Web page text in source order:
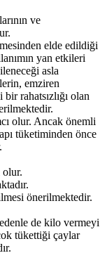
ve
elde edildiği
yan etkileri
asla
emziren
rahatsızlığı olan
olur. Ancak önemli
tüketiminden önce
olur.
önerilmektedir.
de kilo vermeyi
tükettiği çaylar